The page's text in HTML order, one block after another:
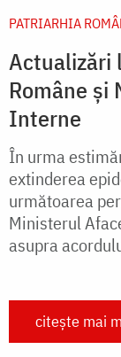
PATRIARHIA
Actualizări
Române
Interne
În urma
extinderea
următoarea
Ministerul
asupra
citește mai